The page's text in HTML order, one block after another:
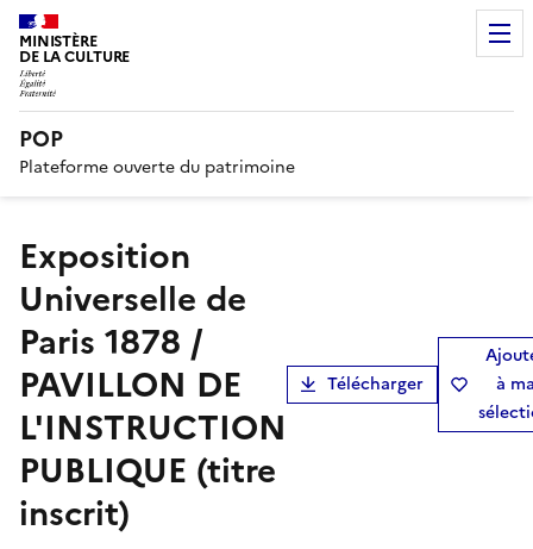
MINISTÈRE
DE LA CULTURE
POP
Plateforme ouverte du patrimoine
Exposition
Universelle de
Paris 1878 /
PAVILLON DE
L'INSTRUCTION
PUBLIQUE (titre
inscrit)
Télécharger
à